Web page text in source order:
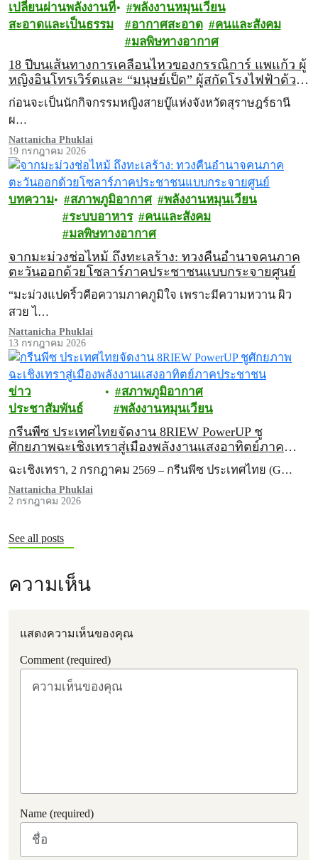
เปลี่ยนผ่านพลังงานที่
สะอาดและเป็นธรรม
พลังงานหมุนเวียน
อากาศสะอาด
คนและสังคม
มลพิษทางอากาศ
18 ปีบนเส้นทางการเคลื่อนไหวของกรรณิการ์ แพแก้ว ผู้
หญิงอินโทรเวิร์ตและ “มนุษย์เป็ด” ผู้สกัดโรงไฟฟ้าด้วย
วิธีต่อสู้ในแบบของตัวเอง
ก่อนจะเป็นนักกิจกรรมหญิงสายบู๊แห่งจังหวัดสุราษฎร์ธานี
ผ…
Nattanicha Phuklai
19 กรกฎาคม 2026
บทความ สภาพภูมิอากาศ
พลังงานหมุนเวียน
ระบบอาหาร
คนและสังคม
มลพิษทางอากาศ
จากมะม่วงช่อไหม้ ถึงทะเลร้าง: ทวงคืนอำนาจคนภาค
ตะวันออกด้วยโซลาร์ภาคประชาชนแบบกระจายศูนย์
“มะม่วงแปดริ้วคือความภาคภูมิใจ เพราะมีความหวาน ผิว
สวย ไ…
Nattanicha Phuklai
13 กรกฎาคม 2026
ข่าว
ประชาสัมพันธ์
สภาพภูมิอากาศ
พลังงานหมุนเวียน
กรีนพีซ ประเทศไทยจัดงาน 8RIEW PowerUP ชู
ศักยภาพฉะเชิงเทราสู่เมืองพลังงานแสงอาทิตย์ภาค
ประชาชน
ฉะเชิงเทรา, 2 กรกฎาคม 2569 – กรีนพีซ ประเทศไทย (G…
Nattanicha Phuklai
2 กรกฎาคม 2026
See all posts
ความเห็น
แสดงความเห็นของคุณ
Comment (required)
Name (required)